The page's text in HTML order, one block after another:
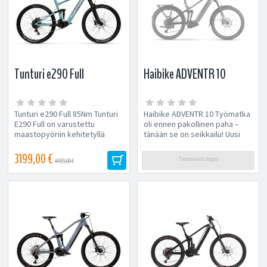
Tunturi e290 Full
Tunturi e290 Full 85Nm Tunturi
E290 Full on varustettu
maastopyöriin kehitetyllä
3199,00 € 4999,00 €
Haibike ADVENTR 10
Haibike ADVENTR 10 Työmatka
oli ennen pakollinen paha –
tänään se on seikkailu! Uusi
Tilapäisesti loppu